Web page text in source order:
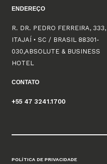
ENDEREÇO
R. DR. PEDRO FERREIRA, 333,
ITAJAÍ • SC / BRASIL 88301-
030,ABSOLUTE & BUSINESS
HOTEL
CONTATO
+55 47 3241.1700
POLÍTICA DE PRIVACIDADE